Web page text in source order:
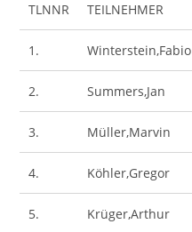
TLNNR TEILNEHMER
1. Winterstein,Fabio
2. Summers,Jan
3. Müller,Marvin
4. Köhler,Gregor
5. Krüger,Arthur